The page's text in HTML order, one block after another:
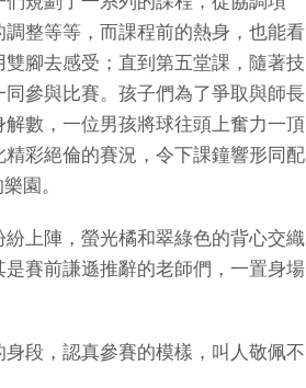
規劃了一系列的課程，從協調項
整等等，而課程前的熱身，也能看
腳去感受；直到第五堂課，隨著技
參與比賽。孩子們為了爭取與師長
數，一位男孩將球往頭上奮力一頂
彩絕倫的賽況，令下課鐘響形同配
園。
上陣，螢光橘和翠綠色的背心交織
賽前謙遜推辭的老師們，一置身場
段，認真參賽的模樣，叫人敬佩不